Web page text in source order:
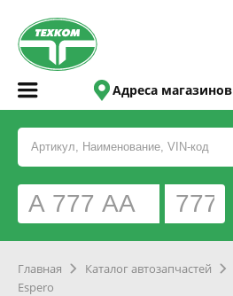
Адреса магазинов
Главная Каталог автозапчастей
Espero